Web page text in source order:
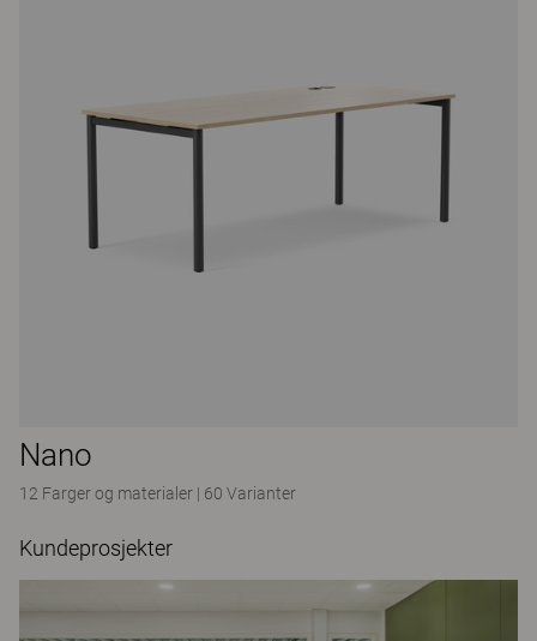
Nano
12 Farger og materialer | 60 Varianter
Kundeprosjekter